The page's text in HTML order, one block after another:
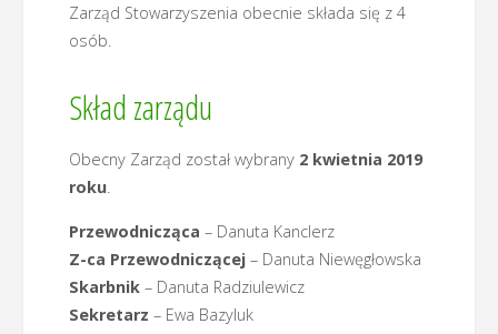
Zarząd Stowarzyszenia obecnie składa się z 4
osób.
Skład zarządu
Obecny Zarząd został wybrany 2 kwietnia 2019
roku.
Przewodnicząca – Danuta Kanclerz
Z-ca Przewodniczącej– Danuta Niewęgłowska
Skarbnik– Danuta Radziulewicz
Sekretarz – Ewa Bazyluk